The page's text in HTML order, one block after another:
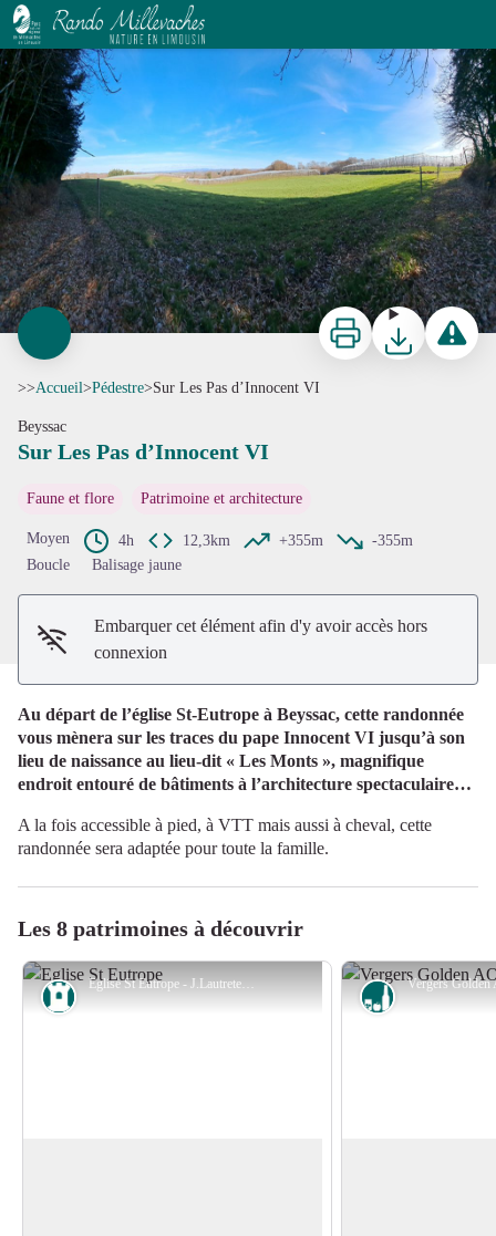
Sur Les Pas d’Innocent VI
J.Lautrete - OT TDC
Voir l'image en plein écran
ImprimerTéléchargerSignaler
>>Accueil>Pédestre>Sur Les Pas d’Innocent VI
Beyssac
Sur Les Pas d’Innocent VI
Faune et flore Patrimoine et architecture
Moyen 4h 12,3km +355m
-355m
Boucle
Balisage jaune
Embarquer cet élément afin d'y avoir accès hors
connexion
Au départ de l’église St-Eutrope à Beyssac, cette randonnée
vous mènera sur les traces du pape Innocent VI jusqu’à son
lieu de naissance au lieu-dit « Les Monts », magnifique
endroit entouré de bâtiments à l’architecture spectaculaire…
A la fois accessible à pied, à VTT mais aussi à cheval, cette
randonnée sera adaptée pour toute la famille.
Les 8 patrimoines à découvrir
Eglise St Eutrope - J.Lautrete - OT TDC
Patrimoine Produit du